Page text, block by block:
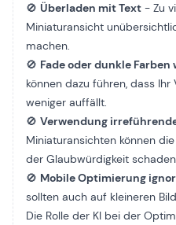
🚫 Überladen mit Text - Zu
Miniaturansicht
machen.
🚫 Fade oder dunkle Farben
können dazu führen, dass
weniger auffällt.
🚫 Verwendung
Miniaturansichten können
der Glaubwürdigkeit
🚫 Mobile Optimierung
sollten auch auf kleineren
Die Rolle der KI bei der